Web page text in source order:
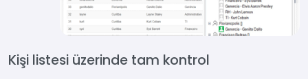
Kişi listesi üzerinde tam kontrol